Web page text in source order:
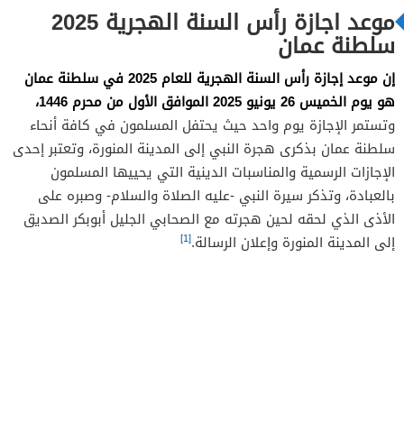
موعد اجازة رأس السنة الهجرية 2025
سلطنة عمان
إن موعد إجازة رأس السنة الهجرية للعام 2025 في سلطنة عمان
هو يوم الخميس 26 يونيو 2025 الموافق الأول من محرم 1446،
وتستمر الإجازة يوم واحد حيث يحتفل المسلمون في كافة أنحاء
سلطنة عمان بذكرى هجرة النبي إلى المدينة المنورة، وتعتبر إحدى
الإجازات الرسمية والمناسبات الدينية التي يحييها المسلمون
بالعبادة، وتذكر سيرة النبي -عليه الصلاة والسلام- وصبره على
الأذى الذي لحقه لحين هجرته مع الصحابي الجليل أبوبكر الصديق
إلى المدينة المنورة وإعلان الرسالة.[1]